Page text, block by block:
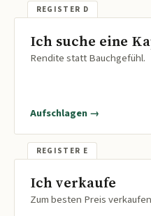
Ich suche eine
Rendite statt Bauchgefühl.
Aufschlagen →
Ich verkaufe
Zum besten Preis